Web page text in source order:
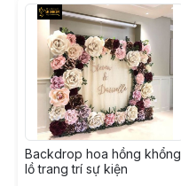
Backdrop hoa hồng khổng
lồ trang trí sự kiện